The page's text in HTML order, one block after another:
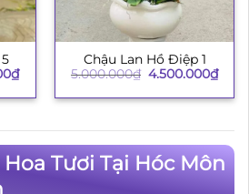
₫Giá
hiện
tại
Chậu Lan Hồ Điệp 1
5.000.000₫ Giá
là:
4.500.000₫Giá
hiện
tại
Tươi Tại Hóc Môn